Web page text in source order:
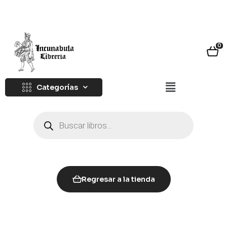
0
Categorías
Regresar a la tienda